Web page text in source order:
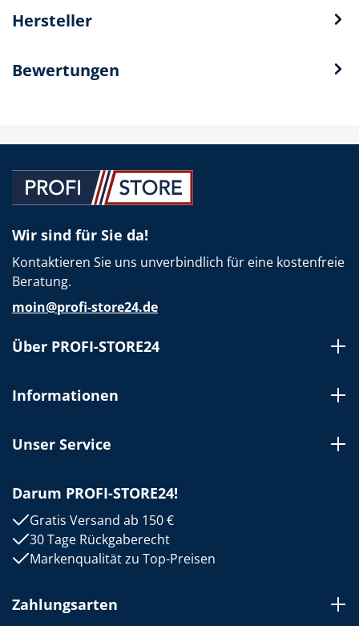
Hersteller
Bewertungen
Wir sind für Sie da!
Kontaktieren Sie uns unverbindlich für eine kostenfreie
Beratung.
moin@profi-store24.de
Über PROFI-STORE24
Informationen
Unser Service
Darum PROFI-STORE24!
Gratis Versand ab 150 €
30 Tage Rückgaberecht
Markenqualität zu Top-Preisen
Zahlungsarten